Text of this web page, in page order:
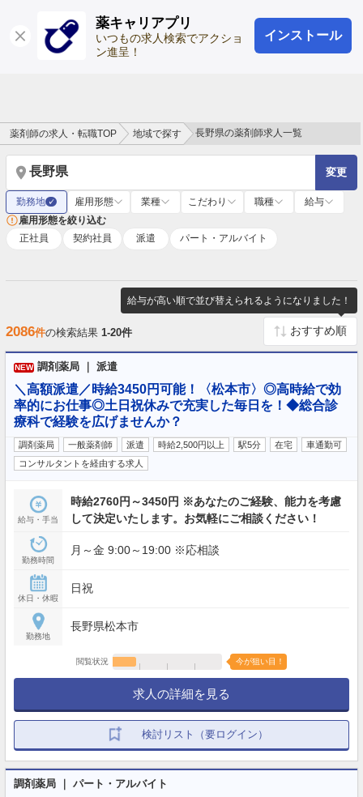
薬キャリアプリ
いつもの求人検索でアクショ
ン進呈！
インストール
ログイン 会員登録
薬剤師の求人・転職TOP 地域で探す 長野県の薬剤師求人一覧
長野県 変更
勤務地 ✓ 雇用形態 業種 こだわり 職種
給与
雇用形態を絞り込む
正社員
契約社員 派遣 パート・アルバイト
給与が高い順で並び替えられるようになりました！
2086件の検索結果 1-20件
NEW 調剤薬局 ｜ 派遣
＼高額派遣／時給3450円可能！〈松本市〉◎高時給で効
率的にお仕事◎土日祝休みで充実した毎日を！◆総合診
療科で経験を広げませんか？
調剤薬局 一般薬剤師 派遣 時給2,500円以上 駅5分 在宅
車通勤可
コンサルタントを経由する求人
給与・手当
時給2760円～3450円 ※あなたのご経験、能力を考慮
して決定いたします。お気軽にご相談ください！
勤務時間
月～金 9:00～19:00 ※応相談
休日・休暇
日祝
勤務地
長野県松本市
閲覧状況 今が狙い目！
求人の詳細を見る
検討リスト（要ログイン）
調剤薬局 ｜ パート・アルバイト